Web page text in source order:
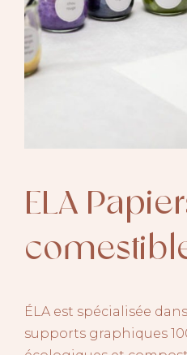
ELA
ÉLA est spécialisée
supports graphiques